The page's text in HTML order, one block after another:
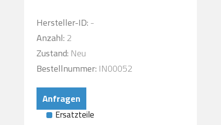
Hersteller-ID:-
Anzahl:2
Zustand: Neu
Bestellnummer: IN00052
Anfragen
Ersatzteile